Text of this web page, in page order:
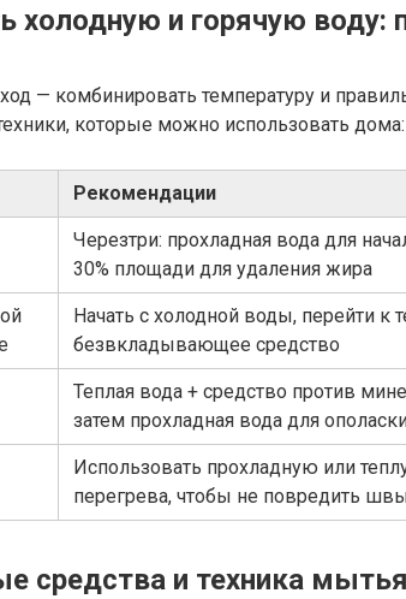
холодную и горячую воду:
— комбинировать температуру и
которые можно использовать дома:
Рекомендации
Черезтри: прохладная вода для
30% площади для удаления жира
Начать с холодной воды, перейти к
безвкладывающее средство
Теплая вода + средство против
затем прохладная вода для
Использовать прохладную или
перегрева, чтобы не повредить
средства и техника мытья